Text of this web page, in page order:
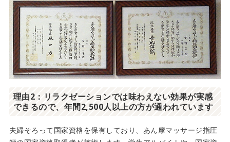
理由2：リラクゼーションでは味わえない効果が実感
できるので、年間2,500人以上の方が通われています
夫婦そろって国家資格を保有しており、あん摩マッサージ指圧